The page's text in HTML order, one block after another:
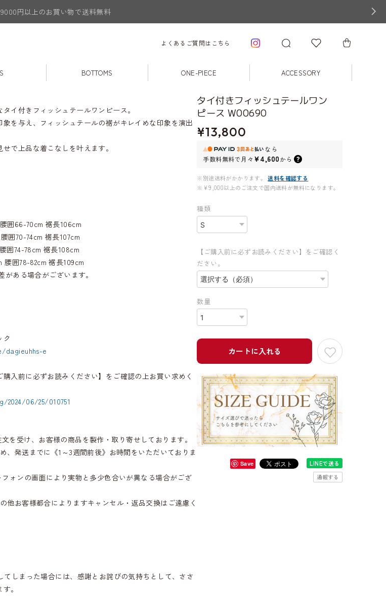
9000円以上のお買い物で送料無料
よくあるご質問はこちら
BOTTOMS ONE-PIECE ACCESSORY
イ付きフィッシュテールワンピース。
を与え、フィッシュテールの裾がキレイめな印象を演出
で上品な着こなしを叶えます。
囲66-70cm 裾長106cm
囲70-74cm 裾長107cm
囲74-78cm 裾長108cm
腰囲78-82cm 裾長109cm
ある場合がございます。
ク
dagieuhhs-e
入前に必ずお読みください】をご確認の上お買い求めく
06/25/010751
を受け、お客様の商品を製作・取り寄せしております。
、発送までに《1～3週間前後》お時間をいただいておりま
ォンの画面により実物と多少色合いが異なる場合がござ
他お客様都合によりますキャンセル・返品交換はご遠慮く
タイ付きフィッシュテールワン
ピース W00690
¥13,800
なら
手数料無料で月々 ¥4,600から
※別途送料がかかります。
送料を確認する
※¥9,000以上のご注文で国内送料が無料になります。
種類
【ご購入前に必ずお読みください】をご確認く
ださい。
数量
カートに入れる
Save
LINEで送る
通報する
しまった場合には、感謝とお詫びの気持ちとして、ささ
。